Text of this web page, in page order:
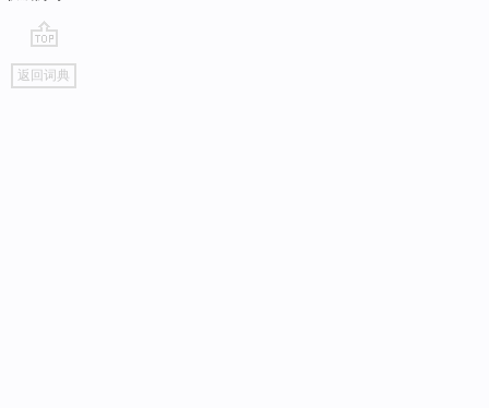
go
top
返回词典